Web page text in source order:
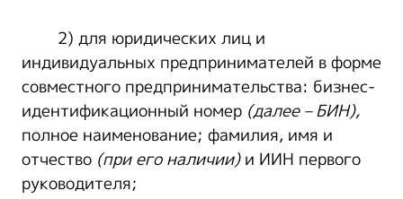
2) для юридических лиц и
индивидуальных предпринимателей в форме
совместного предпринимательства: бизнес-
идентификационный номер (далее – БИН),
полное наименование; фамилия, имя и
отчество (при его наличии)и ИИН первого
руководителя;